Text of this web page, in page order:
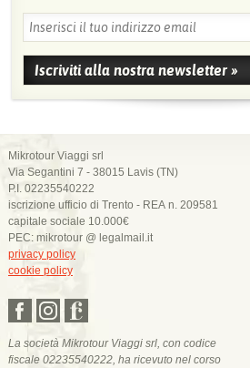
Mikrotour Viaggi srl
Via Segantini 7 - 38015 Lavis (TN)
P.I. 02235540222
iscrizione ufficio di Trento - REA n. 209581
capitale sociale 10.000€
PEC: mikrotour @ legalmail.it
privacy policy
cookie policy
La società Mikrotour Viaggi srl, con codice
fiscale 02235540222, ha ricevuto nel corso